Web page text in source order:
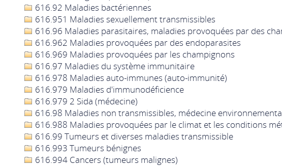
616.92 Maladies bactériennes
616.951 Maladies sexuellement transmissibles
616.96 Maladies parasitaires, maladies provoquées par des
616.962 Maladies provoquées par des endoparasites
616.969 Maladies provoquées par les champignons
616.97 Maladies du système immunitaire
616.978 Maladies auto-immunes (auto-immunité)
616.979 Maladies d'immunodéficience
616.979 2 Sida (médecine)
616.98 Maladies non transmissibles, médecine
616.988 Maladies provoquées par le climat et les conditions
616.99 Tumeurs et diverses maladies transmissible
616.993 Tumeurs bénignes
616.994 Cancers (tumeurs malignes)